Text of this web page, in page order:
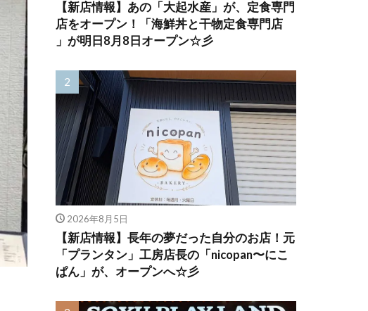
【新店情報】あの「大起水産」が、定食専門
店をオープン！「海鮮丼と干物定食専門店
」が明日8月8日オープン☆彡
2026年8月5日
【新店情報】長年の夢だった自分のお店！元
「プランタン」工房店長の「nicopan〜にこ
ぱん」が、オープンへ☆彡